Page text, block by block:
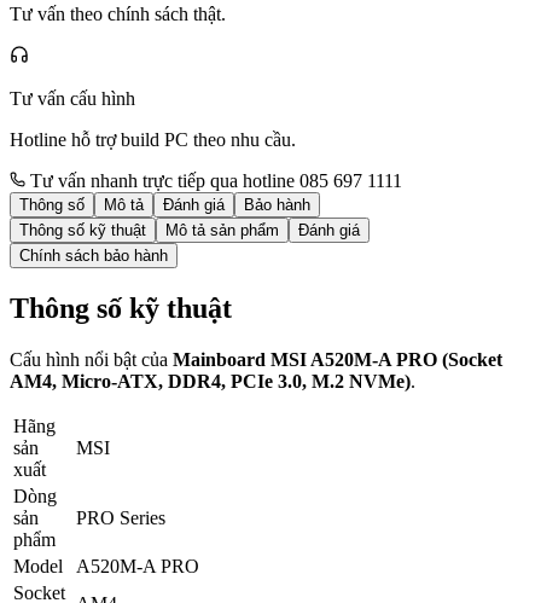
Tư vấn theo chính sách thật.
Tư vấn cấu hình
Hotline hỗ trợ build PC theo nhu cầu.
Tư vấn nhanh trực tiếp qua hotline 085 697 1111
Thông số Mô tả Đánh giá
Bảo hành
Thông số kỹ thuật
Mô tả sản phẩm
Đánh giá
Chính sách bảo hành
Thông số kỹ thuật
Cấu hình nổi bật của Mainboard MSI A520M-A PRO (Socket
AM4, Micro-ATX, DDR4, PCIe 3.0, M.2 NVMe).
Hãng
sản
xuất
MSI
Dòng
sản
phẩm
PRO Series
Model
A520M-A PRO
Socket